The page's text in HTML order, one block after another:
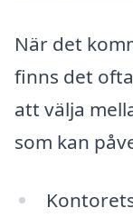
När det
finns det
att välja
som kan